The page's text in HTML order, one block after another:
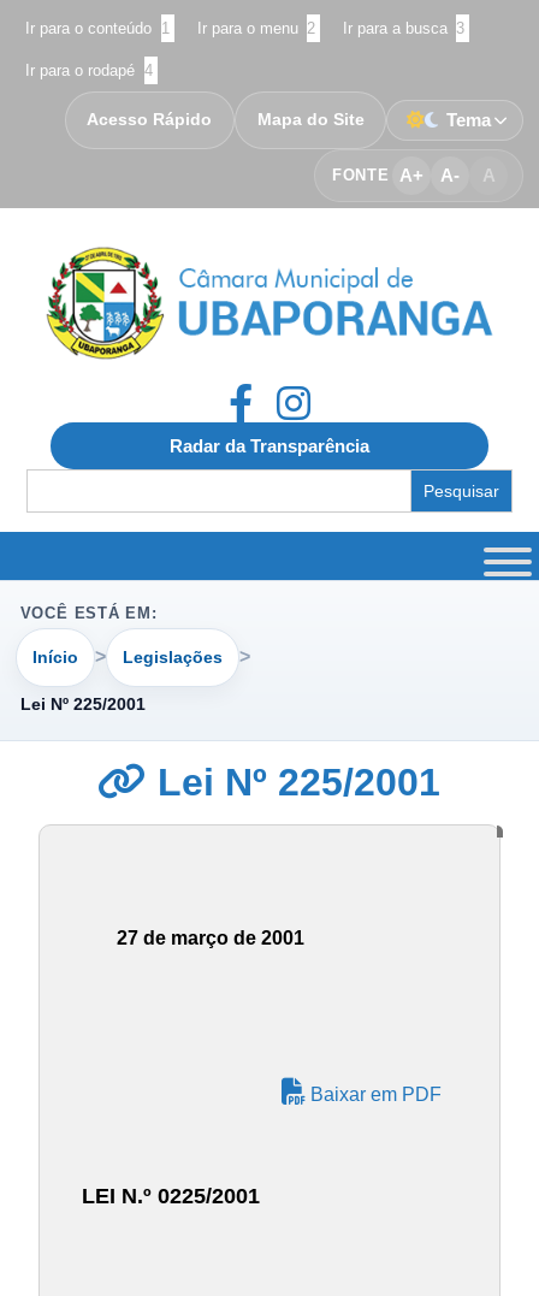
Ir para o conteúdo 1 Ir para o menu 2 Ir para a busca 3
Ir para o rodapé 4
FONTE A+ A- A
Acesso Rápido Mapa do Site Tema
Radar da Transparência
for:
VOCÊ ESTÁ EM:
Início Legislações
Lei Nº 225/2001
Lei Nº 225/2001
27 de março de 2001
Baixar em PDF
LEI N.º 0225/2001